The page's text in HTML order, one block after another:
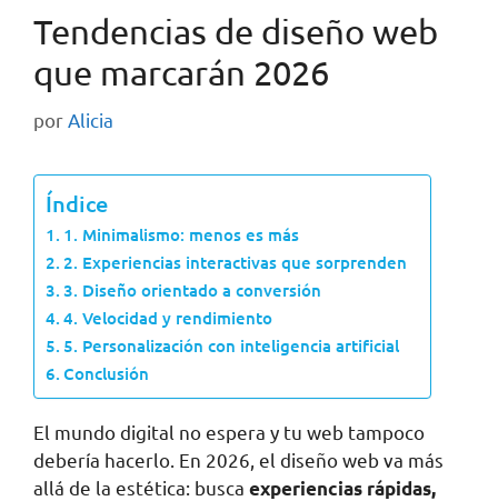
Tendencias de diseño web
que marcarán 2026
por Alicia
Índice
1. Minimalismo: menos es más
2. Experiencias interactivas que sorprenden
3. Diseño orientado a conversión
4. Velocidad y rendimiento
5. Personalización con inteligencia artificial
Conclusión
El mundo digital no espera y tu web tampoco
debería hacerlo. En 2026, el diseño web va más
allá de la estética: busca experiencias rápidas,